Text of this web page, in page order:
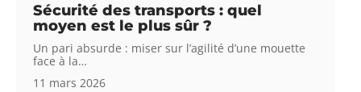
Sécurité des transports : quel
moyen est le plus sûr ?
Un pari absurde : miser sur l’agilité d’une mouette
face à la…
11 mars 2026